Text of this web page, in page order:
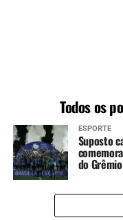
Todos os
ESPORTE
Suposto
do Grêmio